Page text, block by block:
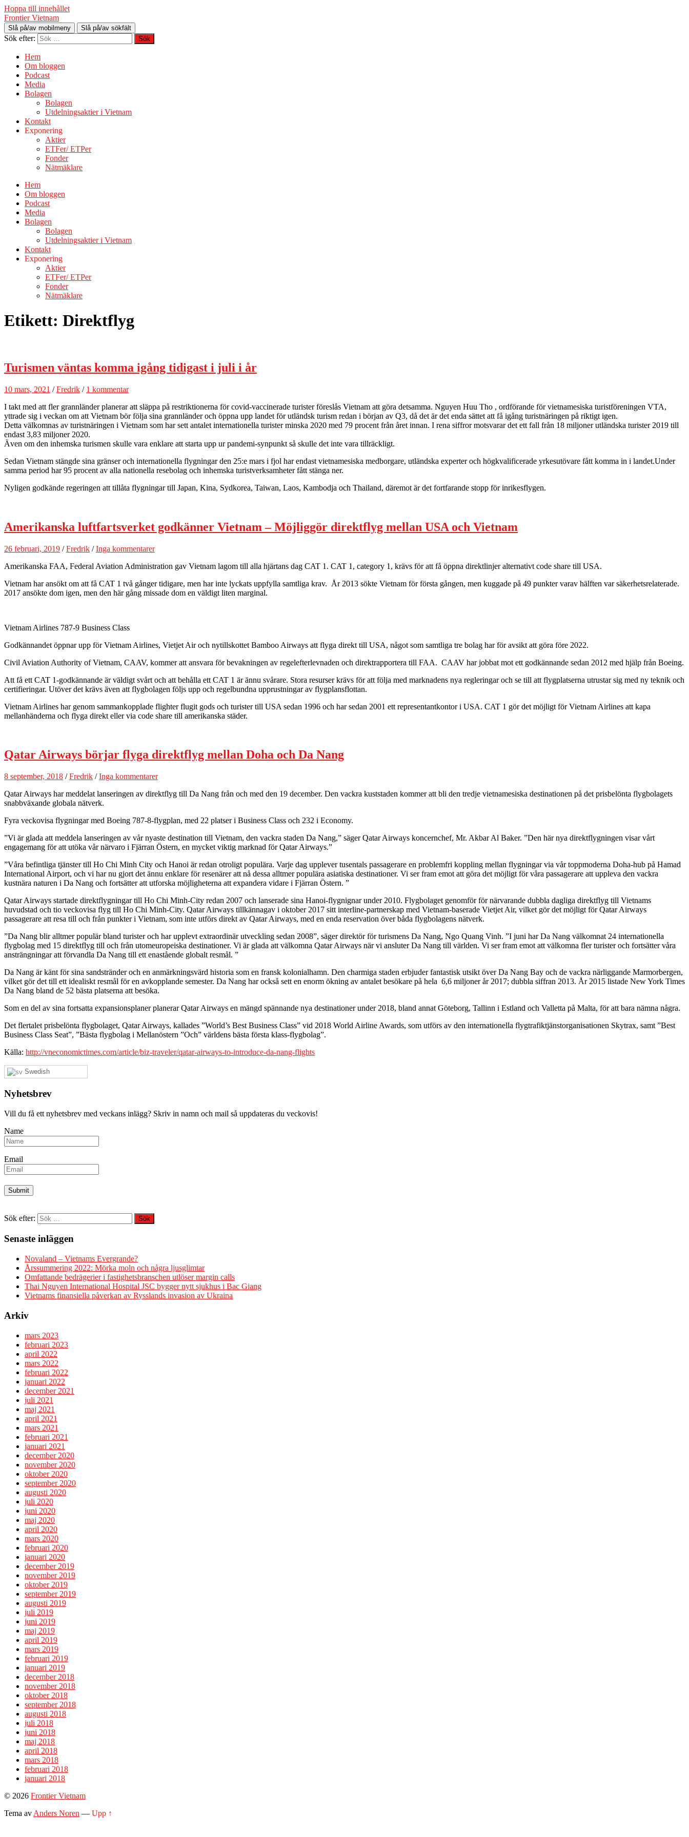
Hoppa till innehållet
Frontier Vietnam
Slå på/av mobilmeny Slå på/av sökfält
Sök efter:
Hem
Om bloggen
Podcast
Media
Bolagen
Bolagen
Utdelningsaktier i Vietnam
Kontakt
Exponering
Aktier
ETFer/ ETPer
Fonder
Nätmäklare
Hem
Om bloggen
Podcast
Media
Bolagen
Bolagen
Utdelningsaktier i Vietnam
Kontakt
Exponering
Aktier
ETFer/ ETPer
Fonder
Nätmäklare
Etikett: Direktflyg
Turismen väntas komma igång tidigast i juli i år
10 mars, 2021 /Fredrik / 1 kommentar
I takt med att fler grannländer planerar att släppa på restriktionerna för covid-vaccinerade turister föreslås Vietnam att göra detsamma. Nguyen Huu Tho , ordförande för vietnamesiska turistföreningen VTA,
yttrade sig i veckan om att Vietnam bör följa sina grannländer och öppna upp landet för utländsk turism redan i början av Q3, då det är det enda sättet att få igång turistnäringen på riktigt igen.
Detta välkomnas av turistnäringen i Vietnam som har sett antalet internationella turister minska 2020 med 79 procent från året innan. I rena siffror motsvarar det ett fall från 18 miljoner utländska turister 2019 till
endast 3,83 miljoner 2020.
Även om den inhemska turismen skulle vara enklare att starta upp ur pandemi-synpunkt så skulle det inte vara tillräckligt.
Sedan Vietnam stängde sina gränser och internationella flygningar den 25:e mars i fjol har endast vietnamesiska medborgare, utländska experter och högkvalificerade yrkesutövare fått komma in i landet.Under
samma period har 95 procent av alla nationella resebolag och inhemska turistverksamheter fått stänga ner.
Nyligen godkände regeringen att tillåta flygningar till Japan, Kina, Sydkorea, Taiwan, Laos, Kambodja och Thailand, däremot är det fortfarande stopp för inrikesflygen.
Amerikanska luftfartsverket godkänner Vietnam – Möjliggör direktflyg mellan USA och Vietnam
26 februari, 2019 /Fredrik /Inga kommentarer
Amerikanska FAA, Federal Aviation Administration gav Vietnam lagom till alla hjärtans dag CAT 1. CAT 1, category 1, krävs för att få öppna direktlinjer alternativt code share till USA.
Vietnam har ansökt om att få CAT 1 två gånger tidigare, men har inte lyckats uppfylla samtliga krav. År 2013 sökte Vietnam för första gången, men kuggade på 49 punkter varav hälften var säkerhetsrelaterade.
2017 ansökte dom igen, men den här gång missade dom en väldigt liten marginal.
Vietnam Airlines 787-9 Business Class
Godkännandet öppnar upp för Vietnam Airlines, Vietjet Air och nytillskottet Bamboo Airways att flyga direkt till USA, något som samtliga tre bolag har för avsikt att göra före 2022.
Civil Aviation Authority of Vietnam, CAAV, kommer att ansvara för bevakningen av regelefterlevnaden och direktrapportera till FAA. CAAV har jobbat mot ett godkännande sedan 2012 med hjälp från Boeing.
Att få ett CAT 1-godkännande är väldigt svårt och att behålla ett CAT 1 är ännu svårare. Stora resurser krävs för att följa med marknadens nya regleringar och se till att flygplatserna utrustar sig med ny teknik och
certifieringar. Utöver det krävs även att flygbolagen följs upp och regelbundna upprustningar av flygplansflottan.
Vietnam Airlines har genom sammankopplade flighter flugit gods och turister till USA sedan 1996 och har sedan 2001 ett representantkontor i USA. CAT 1 gör det möjligt för Vietnam Airlines att kapa
mellanhänderna och flyga direkt eller via code share till amerikanska städer.
Qatar Airways börjar flyga direktflyg mellan Doha och Da Nang
8 september, 2018 /Fredrik /Inga kommentarer
Qatar Airways har meddelat lanseringen av direktflyg till Da Nang från och med den 19 december. Den vackra kuststaden kommer att bli den tredje vietnamesiska destinationen på det prisbelönta flygbolagets
snabbväxande globala nätverk.
Fyra veckovisa flygningar med Boeing 787-8-flygplan, med 22 platser i Business Class och 232 i Economy.
”Vi är glada att meddela lanseringen av vår nyaste destination till Vietnam, den vackra staden Da Nang,” säger Qatar Airways koncernchef, Mr. Akbar Al Baker. ”Den här nya direktflygningen visar vårt
engagemang för att utöka vår närvaro i Fjärran Östern, en mycket viktig marknad för Qatar Airways.”
”Våra befintliga tjänster till Ho Chi Minh City och Hanoi är redan otroligt populära. Varje dag upplever tusentals passagerare en problemfri koppling mellan flygningar via vår toppmoderna Doha-hub på Hamad
International Airport, och vi har nu gjort det ännu enklare för resenärer att nå dessa alltmer populära asiatiska destinationer. Vi ser fram emot att göra det möjligt för våra passagerare att uppleva den vackra
kustnära naturen i Da Nang och fortsätter att utforska möjligheterna att expandera vidare i Fjärran Östern. ”
Qatar Airways startade direktflygningar till Ho Chi Minh-City redan 2007 och lanserade sina Hanoi-flygnignar under 2010. Flygbolaget genomför för närvarande dubbla dagliga direktflyg till Vietnams
huvudstad och tio veckovisa flyg till Ho Chi Minh-City. Qatar Airways tillkännagav i oktober 2017 sitt interline-partnerskap med Vietnam-baserade Vietjet Air, vilket gör det möjligt för Qatar Airways
passagerare att resa till och från punkter i Vietnam, som inte utförs direkt av Qatar Airways, med en enda reservation över båda flygbolagens nätverk.
”Da Nang blir alltmer populär bland turister och har upplevt extraordinär utveckling sedan 2008”, säger direktör för turismens Da Nang, Ngo Quang Vinh. ”I juni har Da Nang välkomnat 24 internationella
flygbolag med 15 direktflyg till och från utomeuropeiska destinationer. Vi är glada att välkomna Qatar Airways när vi ansluter Da Nang till världen. Vi ser fram emot att välkomna fler turister och fortsätter våra
ansträngningar att förvandla Da Nang till ett enastående globalt resmål. ”
Da Nang är känt för sina sandstränder och en anmärkningsvärd historia som en fransk kolonialhamn. Den charmiga staden erbjuder fantastisk utsikt över Da Nang Bay och de vackra närliggande Marmorbergen,
vilket gör det till ett idealiskt resmål för en avkopplande semester. Da Nang har också sett en enorm ökning av antalet besökare på hela 6,6 miljoner år 2017; dubbla siffran 2013. År 2015 listade New York Times
Da Nang bland de 52 bästa platserna att besöka.
Som en del av sina fortsatta expansionsplaner planerar Qatar Airways en mängd spännande nya destinationer under 2018, bland annat Göteborg, Tallinn i Estland och Valletta på Malta, för att bara nämna några.
Det flertalet prisbelönta flygbolaget, Qatar Airways, kallades ”World’s Best Business Class” vid 2018 World Airline Awards, som utförs av den internationella flygtrafiktjänstorganisationen Skytrax, samt ”Best
Business Class Seat”, ”Bästa flygbolag i Mellanöstern ”Och” världens bästa första klass-flygbolag”.
Källa: http://vneconomictimes.com/article/biz-traveler/qatar-airways-to-introduce-da-nang-flights
Swedish
Nyhetsbrev
Vill du få ett nyhetsbrev med veckans inlägg? Skriv in namn och mail så uppdateras du veckovis!
Name
Email
Sök efter:
Senaste inläggen
Novaland – Vietnams Evergrande?
Årssummering 2022: Mörka moln och några ljusglimtar
Omfattande bedrägerier i fastighetsbranschen utlöser margin calls
Thai Nguyen International Hospital JSC bygger nytt sjukhus i Bac Giang
Vietnams finansiella påverkan av Rysslands invasion av Ukraina
Arkiv
mars 2023
februari 2023
april 2022
mars 2022
februari 2022
januari 2022
december 2021
juli 2021
maj 2021
april 2021
mars 2021
februari 2021
januari 2021
december 2020
november 2020
oktober 2020
september 2020
augusti 2020
juli 2020
juni 2020
maj 2020
april 2020
mars 2020
februari 2020
januari 2020
december 2019
november 2019
oktober 2019
september 2019
augusti 2019
juli 2019
juni 2019
maj 2019
april 2019
mars 2019
februari 2019
januari 2019
december 2018
november 2018
oktober 2018
september 2018
augusti 2018
juli 2018
juni 2018
maj 2018
april 2018
mars 2018
februari 2018
januari 2018
© 2026 Frontier Vietnam
Tema av Anders Noren — Upp ↑